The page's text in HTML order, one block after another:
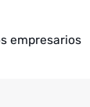
empresarios